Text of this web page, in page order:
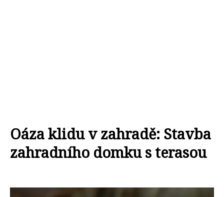
Oáza klidu v zahradě: Stavba
zahradního domku s terasou